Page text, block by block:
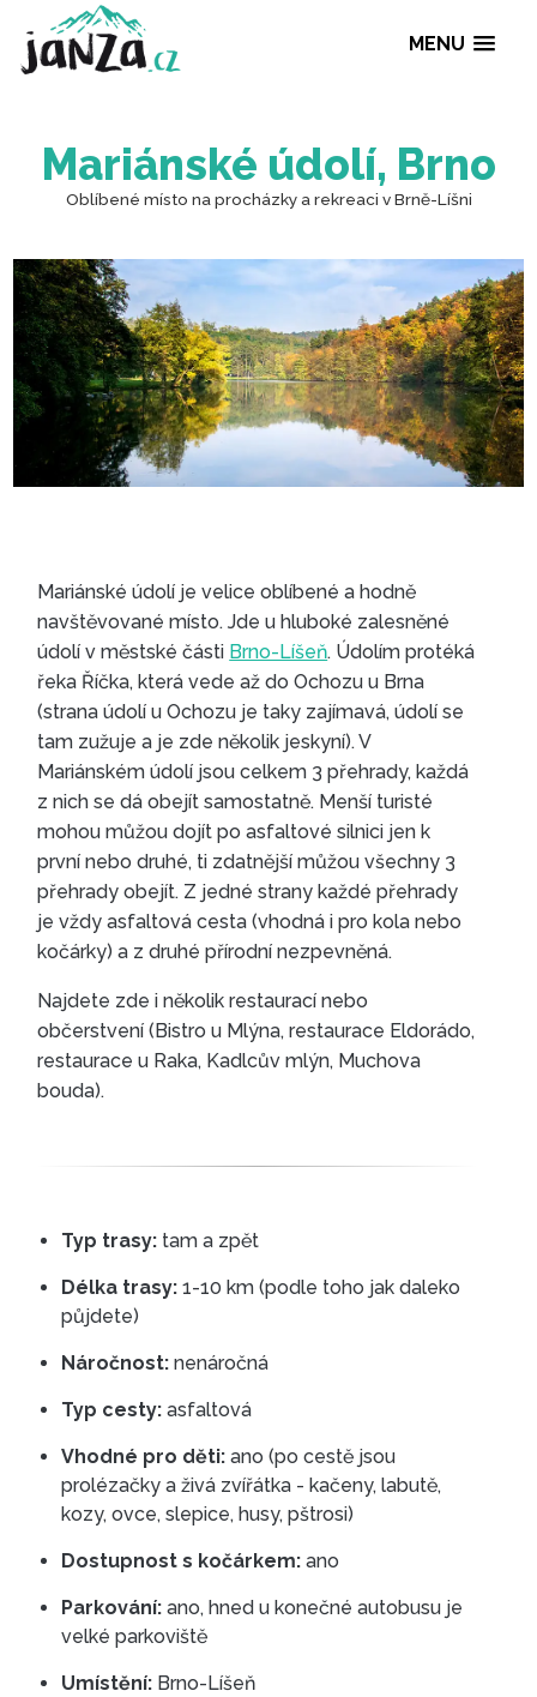
MENU
Mariánské údolí,
Mariánské údolí je velice oblíbené a hodně
navštěvované místo. Jde u hluboké zalesněné
údolí v městské části Brno-Líšeň. Údolím protéká
řeka Říčka, která vede až do Ochozu u Brna
(strana údolí u Ochozu je taky zajímavá, údolí se
tam zužuje a je zde několik jeskyní). V
Mariánském údolí jsou celkem 3 přehrady, každá
z nich se dá obejít samostatně. Menší turisté
mohou můžou dojít po asfaltové silnici jen k
první nebo druhé, ti zdatnější můžou všechny 3
přehrady obejít. Z jedné strany každé přehrady
je vždy asfaltová cesta (vhodná i pro kola nebo
kočárky) a z druhé přírodní nezpevněná.
Najdete zde i několik restaurací nebo
občerstvení (Bistro u Mlýna, restaurace Eldorádo,
restaurace u Raka, Kadlcův mlýn, Muchova
bouda).
Typ trasy: tam a zpět
Délka trasy: 1-10 km (podle toho jak daleko
půjdete)
Náročnost: nenáročná
Typ cesty: asfaltová
Vhodné pro děti: ano (po cestě jsou
prolézačky a živá zvířátka - kačeny, labutě,
kozy, ovce, slepice, husy, pštrosi)
Dostupnost s kočárkem: ano
Parkování: ano, hned u konečné autobusu je
velké parkoviště
Umístění: Brno-Líšeň